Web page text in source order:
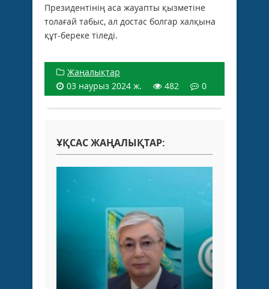
Президентінің аса жауапты қызметіне
толағай табыс, ал достас болгар халқына
құт-береке тіледі.
Жаңалықтар
03 наурыз 2024 ж.
482 0
ҰҚСАС ЖАҢАЛЫҚТАР: